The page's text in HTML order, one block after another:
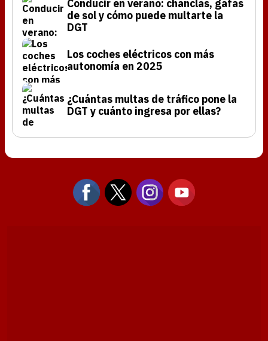
Conducir en verano: chanclas, gafas
de sol y cómo puede multarte la
DGT
Los coches eléctricos con más
autonomía en 2025
¿Cuántas multas de tráfico pone la
DGT y cuánto ingresa por ellas?